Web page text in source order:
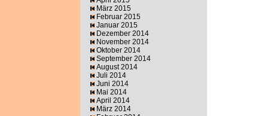
März 2015
Februar 2015
Januar 2015
Dezember 2014
November 2014
Oktober 2014
September 2014
August 2014
Juli 2014
Juni 2014
Mai 2014
April 2014
März 2014